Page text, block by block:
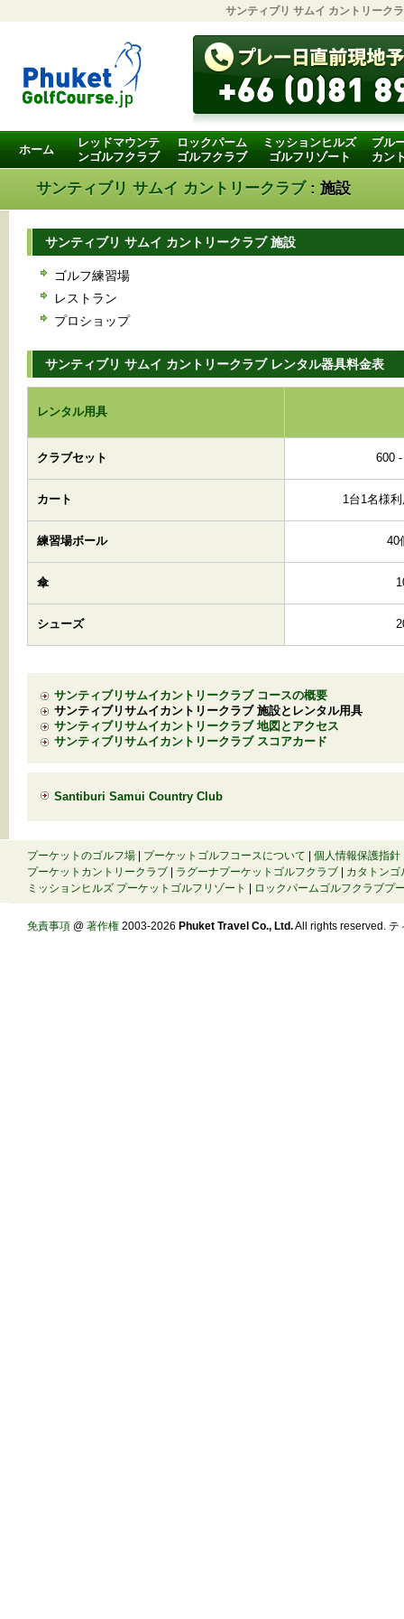
サンティブリ サムイ カントリーク
ホーム
レッドマウンテ
ンゴルフクラブ
ロックパーム
ゴルフクラブ
ミッションヒルズ
ゴルフリゾート
ブル
カン
サンティブリ サムイ カントリークラブ: 施設
サンティブリ サムイ カントリークラブ 施設
ゴルフ練習場
レストラン
プロショップ
サンティブリ サムイ カントリークラブ レンタル器具料金表
レンタル用具
クラブセット 600
カート 1台1名様
練習場ボール 40
傘
シューズ
サンティブリサムイカントリークラブ コースの概要
サンティブリサムイカントリークラブ 施設とレンタル用具
サンティブリサムイカントリークラブ 地図とアクセス
サンティブリサムイカントリークラブ スコアカード
Santiburi Samui Country Club
プーケットのゴルフ場 プーケットゴルフコースについて 個人情報保護指針
プーケットカントリークラブ
ラグーナプーケットゴルフクラブ
カタトンゴ
ミッションヒルズ プーケットゴルフリゾート
ロックパームゴルフクラブプ
免責事項 @ 著作権 2003-2026 Phuket Travel Co., Ltd.All rights reserved. テ